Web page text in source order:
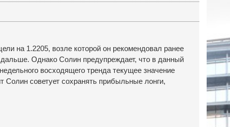
на 1.2205, возле которой он рекомендовал ранее
Однако Солин предупреждает, что в данный
восходящего тренда текущее значение
Солин советует сохранять прибыльные лонги,